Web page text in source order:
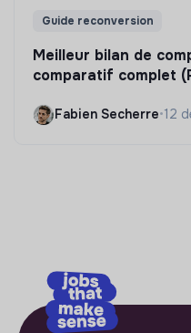
Guide reconversion
Meilleur bilan de
comparatif complet
Fabien Secherre•12